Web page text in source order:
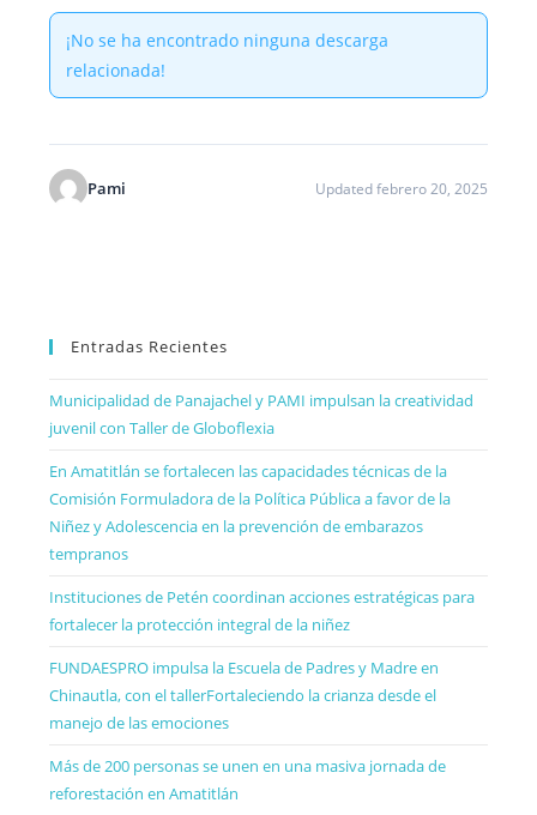
¡No se ha encontrado ninguna descarga
relacionada!
Pami Updated febrero 20, 2025
Entradas Recientes
Municipalidad de Panajachel y PAMI impulsan la creatividad
juvenil con Taller de Globoflexia
En Amatitlán se fortalecen las capacidades técnicas de la
Comisión Formuladora de la Política Pública a favor de la
Niñez y Adolescencia en la prevención de embarazos
tempranos
Instituciones de Petén coordinan acciones estratégicas para
fortalecer la protección integral de la niñez
FUNDAESPRO impulsa la Escuela de Padres y Madre en
Chinautla, con el tallerFortaleciendo la crianza desde el
manejo de las emociones
Más de 200 personas se unen en una masiva jornada de
reforestación en Amatitlán